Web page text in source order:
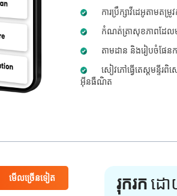
ការប្រឹក្សាវីដេអូតាមតម្រូវ
កំណត់ត្រាសុខភាពដែលម
តាមដាន និងរៀបចំផែន
សៀវភៅធ្វើតេស្តមន្ទី
អ៊ីនធឺណិត
មើល​ច្រើន​ទៀត រុករកដោ